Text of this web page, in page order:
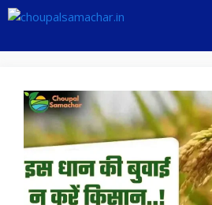
Skip
content